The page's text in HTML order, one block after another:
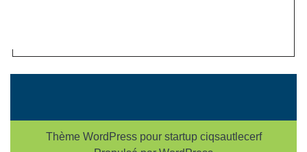
Thème WordPress pour startupciqsautlecerf